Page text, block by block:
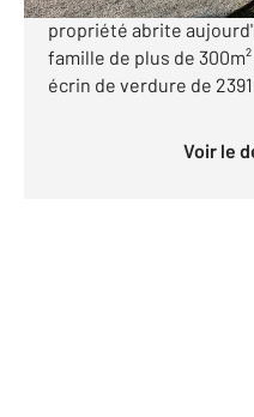
propriété abrite
famille de plus de
écrin de verdure de
Voir le